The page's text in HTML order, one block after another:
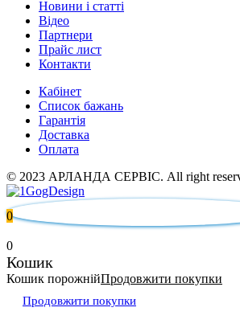
Новини і статті
Відео
Партнери
Прайс лист
Контакти
Кабінет
Список бажань
Гарантія
Доставка
Оплата
© 2023 АРЛАНДА СЕРВІС. All right
0
0
Кошик
Кошик порожнійПродовжити покупки
Продовжити покупки